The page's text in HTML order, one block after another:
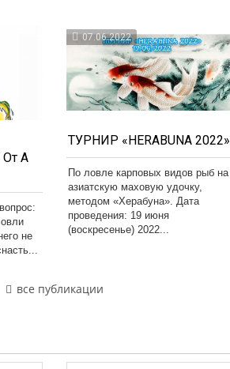
От А
не
07.06.2022
ТУРНИР «HERABUNA 2022»
По ловле карповых видов рыб на
азиатскую маховую удочку,
методом «Херабуна». Дата
проведения: 19 июня
(воскресенье) 2022...
все публикации